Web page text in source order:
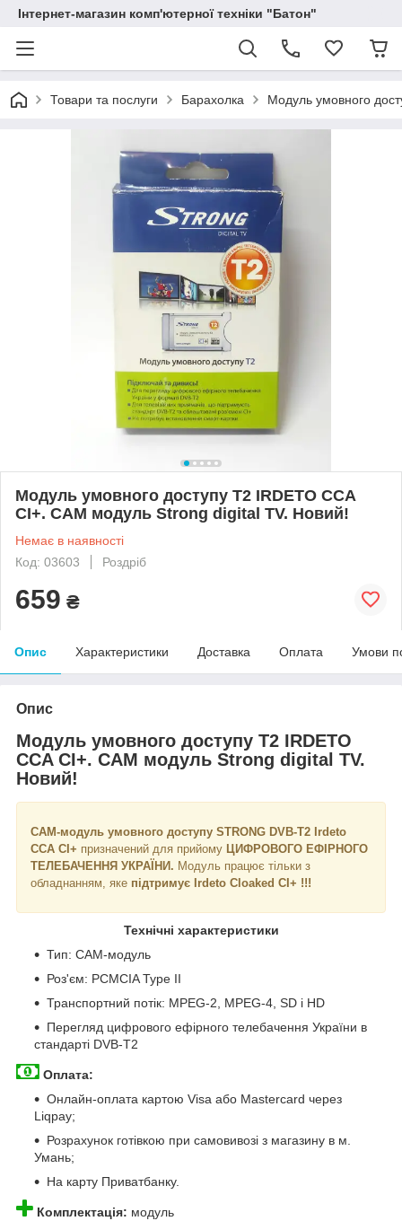
Інтернет-магазин комп'ютерної техніки "Батон"
Товари та послуги Барахолка Модуль умовного
Модуль умовного доступу T2 IRDETO CCA
CI+. CAM модуль Strong digital TV. Новий!
Немає в наявності
Код: 03603
Роздріб
659 ₴
Опис Характеристики Доставка Оплата Умови
Опис
Модуль умовного доступу T2 IRDETO
CCA CI+. CAM модуль Strong digital TV.
Новий!
САМ-модуль умовного доступу STRONG DVB-T2 Irdeto
CCA CI+ призначений для прийому ЦИФРОВОГО ЕФІРНОГО
ТЕЛЕБАЧЕННЯ УКРАЇНИ. Модуль працює тільки з
обладнанням, яке підтримує Irdeto Cloaked CI+ !!!
Технічні характеристики
Тип: CAM-модуль
Роз'єм: PCMCIA Type II
Транспортний потік: MPEG-2, MPEG-4, SD і HD
Перегляд цифрового ефірного телебачення України в
стандарті DVB-T2
Оплата:
Онлайн-оплата картою Visa або Mastercard через
Liqpay;
Розрахунок готівкою при самовивозі з магазину в м.
Умань;
На карту Приватбанку.
Комплектація: модуль